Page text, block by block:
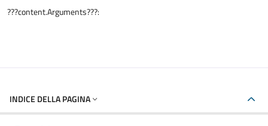
???content.Arguments???:
INDICE DELLA PAGINA